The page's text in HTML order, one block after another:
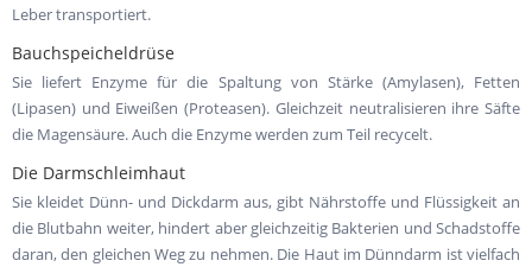
Leber transportiert.
Bauchspeicheldrüse
Sie liefert Enzyme für die Spaltung von Stärke (Amylasen), Fetten
(Lipasen) und Eiweißen (Proteasen). Gleichzeit neutralisieren ihre Säfte
die Magensäure. Auch die Enzyme werden zum Teil recycelt.
Die Darmschleimhaut
Sie kleidet Dünn- und Dickdarm aus, gibt Nährstoffe und Flüssigkeit an
die Blutbahn weiter, hindert aber gleichzeitig Bakterien und Schadstoffe
daran, den gleichen Weg zu nehmen. Die Haut im Dünndarm ist vielfach